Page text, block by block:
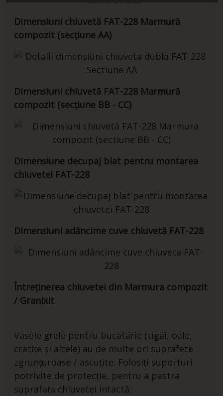
Dimensiuni chiuvetă FAT-228 Marmură
compozit (secțiune AA)
Dimensiuni chiuvetă FAT-228 Marmură
compozit (secțiune BB - CC)
Dimensiune decupaj blat pentru montarea
chiuvetei FAT-228
Dimensiuni adâncime cuve chiuvetă FAT-228
Întreținerea chiuvetei din Marmura compozit
/ Granixit
Vasele grele pentru bucătărie (tigăi, oale,
cratițe și altele) au de multe ori suprafete
zgrunțuroase / ascuțite. Folosiți suporturi
potrivite de protecție, pentru a pastra
suprafața chiuvetei intactă;